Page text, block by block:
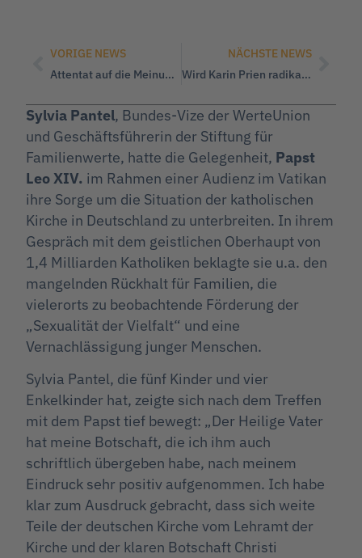
VORIGE NEWS
Attentat auf die Meinungsfreiheit
NÄCHSTE NEWS
Wird Karin Prien radikalen NGO’s die Unterstützung entziehen?
Sylvia Pantel, Bundes-Vize der WerteUnion
und Geschäftsführerin der Stiftung für
Familienwerte, hatte die Gelegenheit, Papst
Leo XIV. im Rahmen einer Audienz im Vatikan
ihre Sorge um die Situation der katholischen
Kirche in Deutschland zu unterbreiten. In ihrem
Gespräch mit dem geistlichen Oberhaupt von
1,4 Milliarden Katholiken beklagte sie u.a. den
mangelnden Rückhalt für Familien, die
vielerorts zu beobachtende Förderung der
„Sexualität der Vielfalt“ und eine
Vernachlässigung junger Menschen.
Sylvia Pantel, die fünf Kinder und vier
Enkelkinder hat, zeigte sich nach dem Treffen
mit dem Papst tief bewegt: „Der Heilige Vater
hat meine Botschaft, die ich ihm auch
schriftlich übergeben habe, nach meinem
Eindruck sehr positiv aufgenommen. Ich habe
klar zum Ausdruck gebracht, dass sich weite
Teile der deutschen Kirche vom Lehramt der
Kirche und der klaren Botschaft Christi